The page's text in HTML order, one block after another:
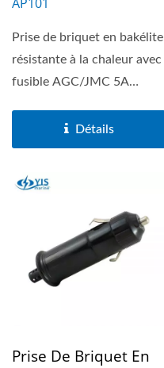
Prise de briquet en bakélite
résistante à la chaleur avec
fusible AGC/JMC 5A
Détails
Prise De Briquet En